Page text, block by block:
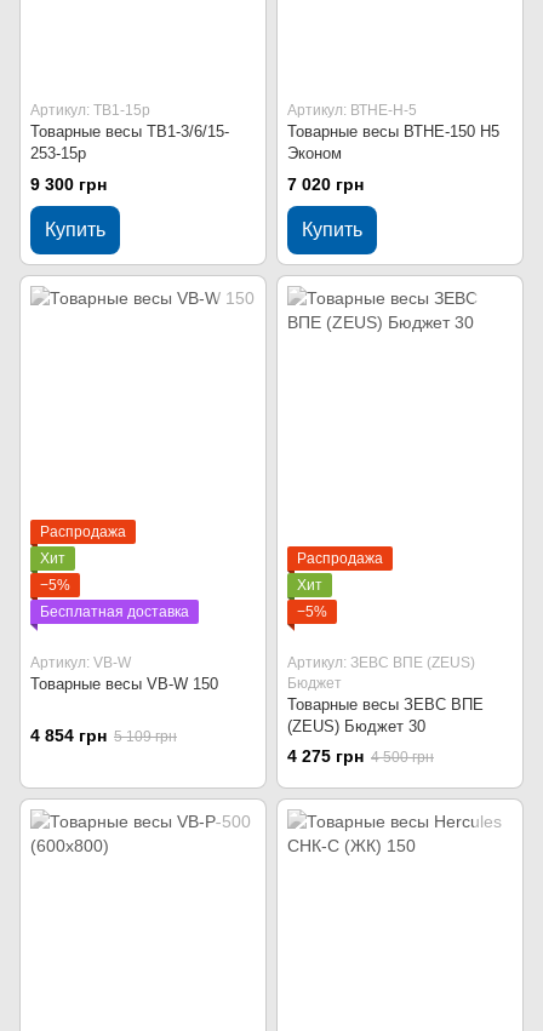
Артикул: ТВ1-15р
Товарные весы ТВ1-3/6/15-
253-15р
9 300 грн
Купить
Артикул: ВТНЕ-Н-5
Товарные весы ВТНЕ-150 H5
Эконом
7 020 грн
Купить
Распродажа
Хит
−5%
Бесплатная доставка
Артикул: VB-W
Товарные весы VB-W 150
4 854 грн 5 109 грн
Распродажа
Хит
−5%
Артикул: ЗЕВС ВПЕ (ZEUS)
Бюджет
Товарные весы ЗЕВС ВПЕ
(ZEUS) Бюджет 30
4 275 грн 4 500 грн